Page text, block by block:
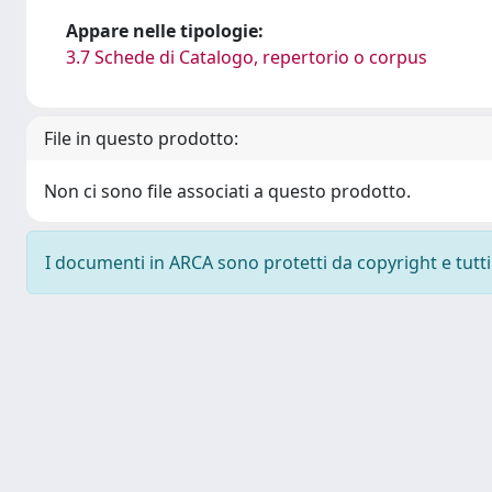
Appare nelle tipologie:
3.7 Schede di Catalogo, repertorio o corpus
File in questo prodotto:
Non ci sono file associati a questo prodotto.
I documenti in ARCA sono protetti da copyright e